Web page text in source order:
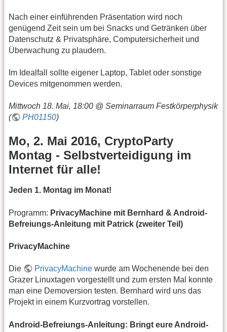
Nach einer einführenden Präsentation wird noch
genügend Zeit sein um bei Snacks und Getränken über
Datenschutz & Privatsphäre, Computersicherheit und
Überwachung zu plaudern.
Im Idealfall sollte eigener Laptop, Tablet oder sonstige
Devices mitgenommen werden.
Mittwoch 18. Mai, 18:00 @ Seminarraum Festkörperphysik
(
PH01150)
Mo, 2. Mai 2016, CryptoParty
Montag - Selbstverteidigung im
Internet für alle!
Jeden 1. Montag im Monat!
Programm: PrivacyMachine mit Bernhard & Android-
Befreiungs-Anleitung mit Patrick (zweiter Teil)
PrivacyMachine
Die PrivacyMachine wurde am Wochenende bei den
Grazer Linuxtagen vorgestellt und zum ersten Mal konnte
man eine Demoversion testen. Bernhard wird uns das
Projekt in einem Kurzvortrag vorstellen.
Android-Befreiungs-Anleitung: Bringt eure Android-